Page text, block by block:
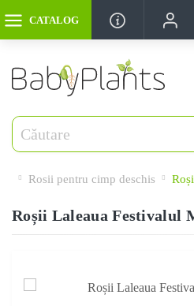
CATALOG
Rosii pentru cimp deschis
Roșii Laleaua Festivalul